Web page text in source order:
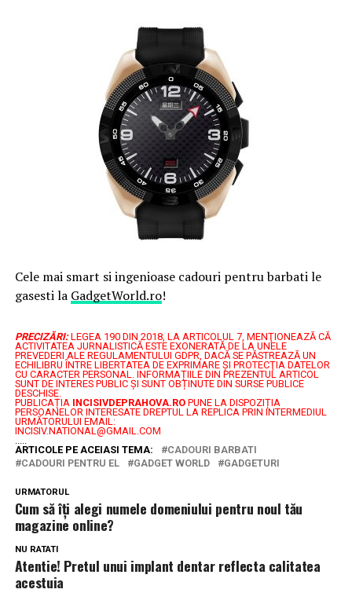
Cele mai smart si ingenioase cadouri pentru barbati le
gasesti la GadgetWorld.ro!
PRECIZĂRI: LEGEA 190 DIN 2018, LA ARTICOLUL 7, MENŢIONEAZĂ CĂ
ACTIVITATEA JURNALISTICĂ ESTE EXONERATĂ DE LA UNELE
PREVEDERI ALE REGULAMENTULUI GDPR, DACĂ SE PĂSTREAZĂ UN
ECHILIBRU ÎNTRE LIBERTATEA DE EXPRIMARE ŞI PROTECŢIA DATELOR
CU CARACTER PERSONAL.
INFORMAȚIILE DIN PREZENTUL ARTICOL
SUNT DE INTERES PUBLIC ȘI SUNT OBȚINUTE DIN SURSE PUBLICE
DESCHISE.
PUBLICAȚIA INCISIVDEPRAHOVA.ROPUNE LA DISPOZIȚIA
PERSOANELOR INTERESATE DREPTUL LA REPLICA PRIN INTERMEDIUL
URMĂTORULUI EMAIL:
INCISIV.NATIONAL@GMAIL.COM
ARTICOLE PE ACEIASI TEMA:
CADOURI BARBATI
CADOURI PENTRU EL
GADGET WORLD GADGETURI
URMATORUL
Cum să îți alegi numele domeniului pentru noul tău
magazine online?
NU RATATI
Atentie! Pretul unui implant dentar reflecta calitatea
acestuia